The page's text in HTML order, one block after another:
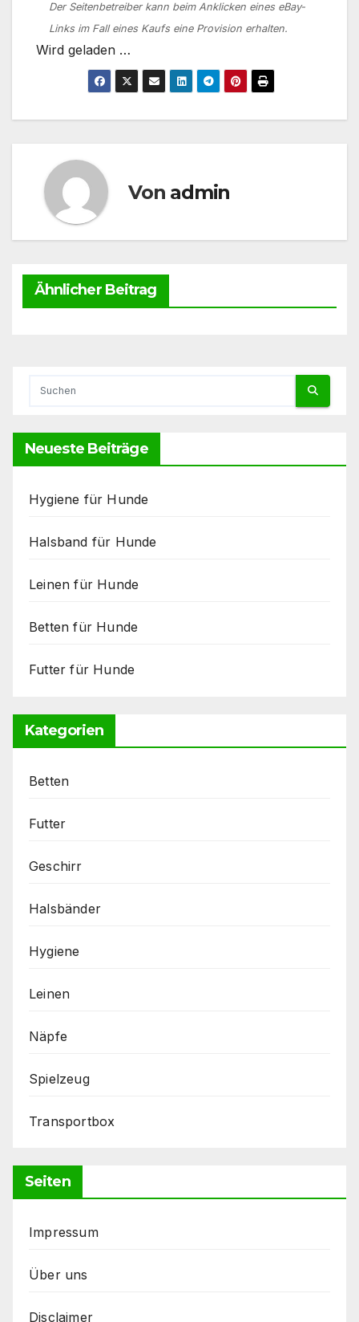
Der Seitenbetreiber kann beim Anklicken eines eBay-
Links im Fall eines Kaufs eine Provision erhalten.
Wird geladen …
Von admin
Ähnlicher Beitrag
Neueste Beiträge
Hygiene für Hunde
Halsband für Hunde
Leinen für Hunde
Betten für Hunde
Futter für Hunde
Kategorien
Betten
Futter
Geschirr
Halsbänder
Hygiene
Leinen
Näpfe
Spielzeug
Transportbox
Seiten
Impressum
Über uns
Disclaimer